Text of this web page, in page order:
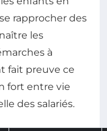
rapprocher des
les
à
fait preuve ce
fort entre vie
des salariés.